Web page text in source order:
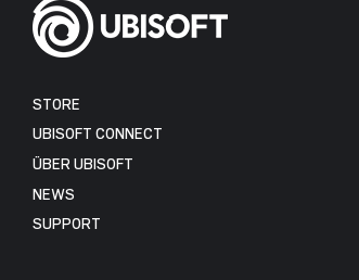
STORE
UBISOFT CONNECT
ÜBER UBISOFT
NEWS
SUPPORT